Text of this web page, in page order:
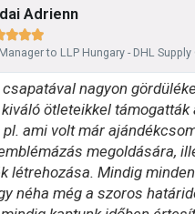
Adrienn

to LLP Hungary - DHL Supply
nagyon
ötleteikkel támogatták
ami volt már
megoldására,
létrehozása. Mindig
néha még a szoros